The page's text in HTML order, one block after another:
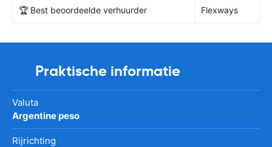
🏆 Best beoordeelde verhuurder Flexways
Praktische informatie
Valuta
Argentine peso
Rijrichting